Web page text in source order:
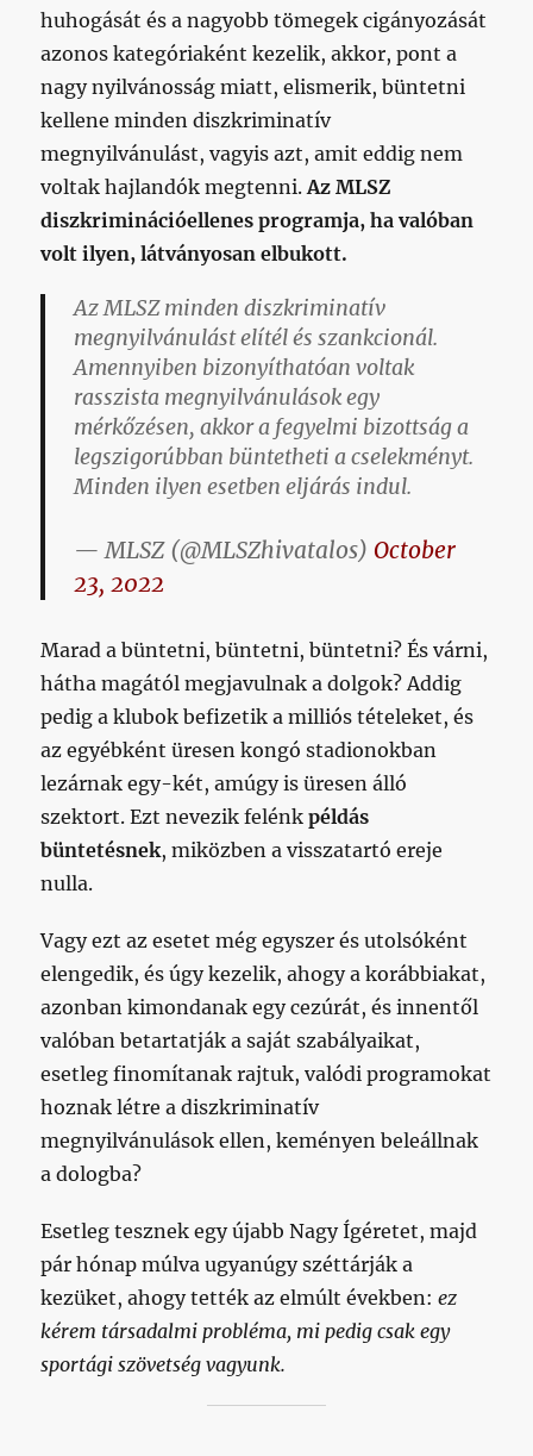
huhogását és a nagyobb tömegek cigányozását
azonos kategóriaként kezelik, akkor, pont a
nagy nyilvánosság miatt, elismerik, büntetni
kellene minden diszkriminatív
megnyilvánulást, vagyis azt, amit eddig nem
voltak hajlandók megtenni.Az MLSZ
diszkriminációellenes programja, ha valóban
volt ilyen, látványosan elbukott.
Az MLSZ minden diszkriminatív
megnyilvánulást elítél és szankcionál.
Amennyiben bizonyíthatóan voltak
rasszista megnyilvánulások egy
mérkőzésen, akkor a fegyelmi bizottság a
legszigorúbban büntetheti a cselekményt.
Minden ilyen esetben eljárás indul.
— MLSZ (@MLSZhivatalos) October
23, 2022
Marad a büntetni, büntetni, büntetni? És várni,
hátha magától megjavulnak a dolgok? Addig
pedig a klubok befizetik a milliós tételeket, és
az egyébként üresen kongó stadionokban
lezárnak egy-két, amúgy is üresen álló
szektort. Ezt nevezik felénkpéldás
büntetésnek, miközben a visszatartó ereje
nulla.
Vagy ezt az esetet még egyszer és utolsóként
elengedik, és úgy kezelik, ahogy a korábbiakat,
azonban kimondanak egy cezúrát, és innentől
valóban betartatják a saját szabályaikat,
esetleg finomítanak rajtuk, valódi programokat
hoznak létre a diszkriminatív
megnyilvánulások ellen, keményen beleállnak
a dologba?
Esetleg tesznek egy újabb Nagy Ígéretet, majd
pár hónap múlva ugyanúgy széttárják a
kezüket, ahogy tették az elmúlt években:ez
kérem társadalmi probléma, mi pedig csak egy
sportági szövetség vagyunk.